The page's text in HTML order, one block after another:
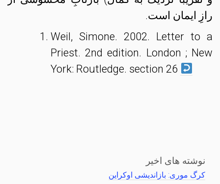
رازِ ایمان است.
Weil, Simone. 2002. Letter to a
Priest. 2nd edition. London ; New
York: Routledge. section 26
نوشته های اخیر
کرگ موری: بازاندیشی اوکراین